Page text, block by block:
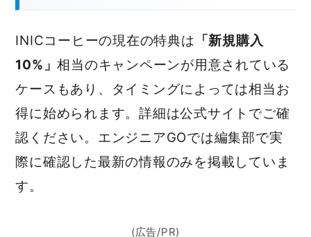
INICコーヒーの現在の特典は 「新規購入
10%」相当のキャンペーンが用意されている
ケースもあり、タイミングによっては相当お
得に始められます。詳細は公式サイトでご確
認ください。エンジニアGOでは編集部で実
際に確認した最新の情報のみを掲載していま
す。
(広告/PR)